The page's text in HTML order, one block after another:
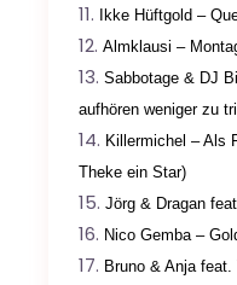
Ikke Hüftgold –
Almklausi –
Sabbotage & DJ
aufhören weniger zu
Killermichel – Als
Theke ein Star)
Jörg & Dragan
Nico Gemba –
Bruno & Anja